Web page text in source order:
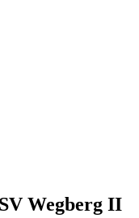
Wegberg II